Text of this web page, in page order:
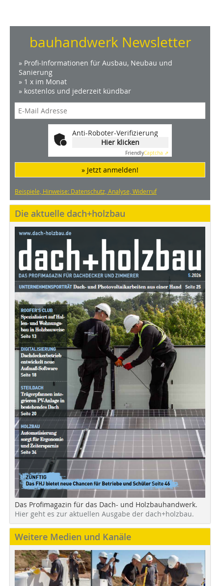
bauhandwerk Newsletter
» Profi-Informationen für Ausbau, Neubau und
Sanierung
» 1 x im Monat
» kostenlos und jederzeit kündbar
Anti-Roboter-Verifizierung
Hier klicken
FriendlyCaptcha ⇗
» Jetzt anmelden!
Beispiele, Hinweise: Datenschutz, Analyse, Widerruf
Die aktuelle dach+holzbau
Das Profimagazin für das Dach- und Holzbauhandwerk.
Hier geht es zur aktuellen Ausgabe der dach+holzbau.
Weitere Medien und Kanäle